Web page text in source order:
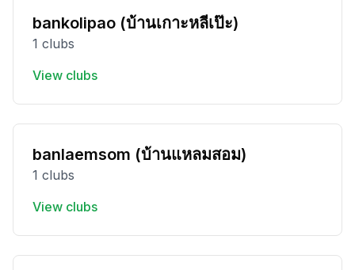
bankolipao (บ้านเกาะหลีเป๊ะ)
1 clubs
View clubs
banlaemsom (บ้านแหลมสอม)
1 clubs
View clubs